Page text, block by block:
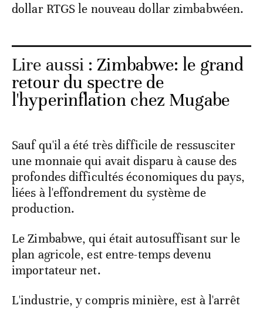
dollar RTGS le nouveau dollar zimbabwéen.
Lire aussi : Zimbabwe: le grand
retour du spectre de
l'hyperinflation chez Mugabe
Sauf qu'il a été très difficile de ressusciter
une monnaie qui avait disparu à cause des
profondes difficultés économiques du pays,
liées à l'effondrement du système de
production.
Le Zimbabwe, qui était autosuffisant sur le
plan agricole, est entre-temps devenu
importateur net.
L'industrie, y compris minière, est à l'arrêt